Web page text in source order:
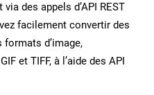
des appels d’API REST
facilement convertir des
d’image,
et TIFF, à l’aide des API